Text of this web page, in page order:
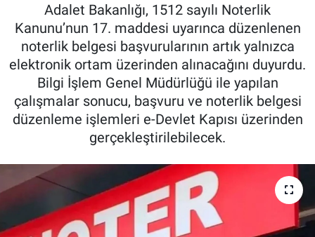
Adalet Bakanlığı, 1512 sayılı Noterlik
Kanunu’nun 17. maddesi uyarınca düzenlenen
noterlik belgesi başvurularının artık yalnızca
elektronik ortam üzerinden alınacağını duyurdu.
Bilgi İşlem Genel Müdürlüğü ile yapılan
çalışmalar sonucu, başvuru ve noterlik belgesi
düzenleme işlemleri e-Devlet Kapısı üzerinden
gerçekleştirilebilecek.
EKONOMİ
SAĞLIK
ASTROLOJİ
BLOG
Tüm Manşetler
Son Dakika Haberleri
Haber Arşivi